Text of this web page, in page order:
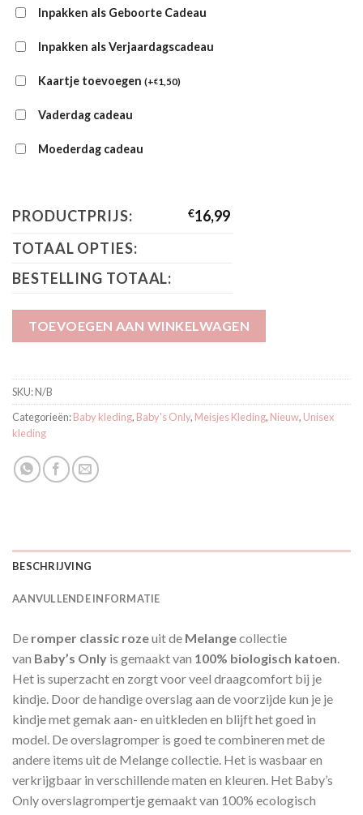
Inpakken als Geboorte Cadeau
Inpakken als Verjaardagscadeau
Kaartje toevoegen (+€1,50)
Vaderdag cadeau
Moederdag cadeau
PRODUCTPRIJS: €16,99
TOTAAL OPTIES:
BESTELLING TOTAAL:
TOEVOEGEN AAN WINKELWAGEN
SKU:N/B
Categorieën:Baby kleding, Baby's Only, Meisjes Kleding, Nieuw, Unisex
kleding
BESCHRIJVING
AANVULLENDE INFORMATIE
De romper classic rozeuit de Melangecollectie
van Baby’s Only is gemaakt van 100% biologisch katoen
Het is superzacht en zorgt voor veel draagcomfort bij je
kindje. Door de handige overslag aan de voorzijde kun je je
kindje met gemak aan- en uitkleden en blijft het goed in
model. De overslagromper is goed te combineren met de
andere items uit de Melange collectie. Het is wasbaar en
verkrijgbaar in verschillende maten en kleuren. Het Baby’s
Only overslagrompertje gemaakt van 100% ecologisch